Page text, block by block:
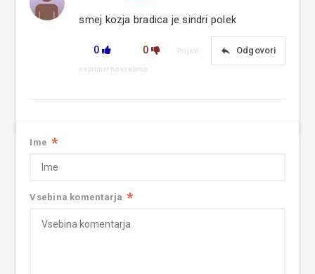
smej kozja bradica je sindri polek
0 0 reply Odgovori
Prijavi
neprimerno vsebino
Ime *
Vsebina komentarja *